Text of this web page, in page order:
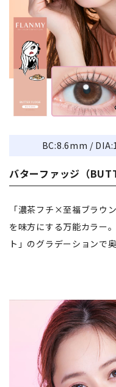
BC:8.6mm /
バターファッジ（
「濃茶フチ×至福ブラウ
を味方にする万能カラー
ト」のグラデーションで